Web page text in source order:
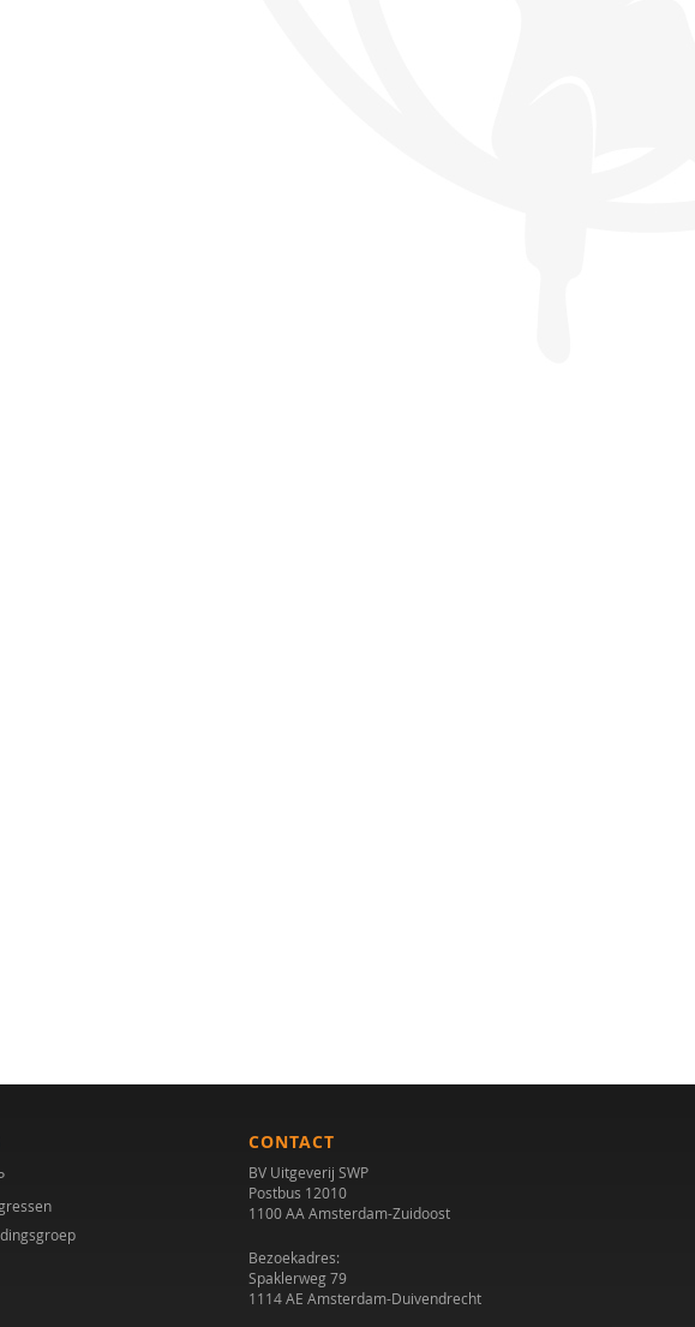
CONTACT
BV Uitgeverij SWP
Postbus 12010
1100 AA Amsterdam-Zuidoost
Bezoekadres:
Spaklerweg 79
1114 AE Amsterdam-Duivendrecht